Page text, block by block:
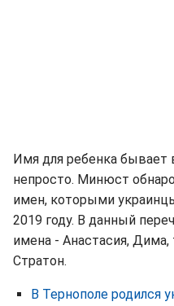
Имя для ребенка бывает
непросто. Минюст
имен, которыми
2019 году. В данный
имена - Анастасия, Дима,
Стратон.
В Тернополе родился